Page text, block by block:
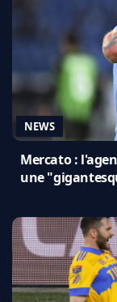
NEWS
Mercato :
une